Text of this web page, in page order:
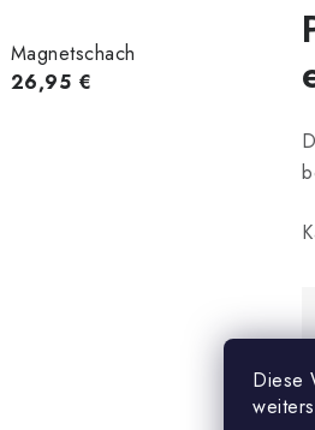
Diese
Magnetschach
26,95 €